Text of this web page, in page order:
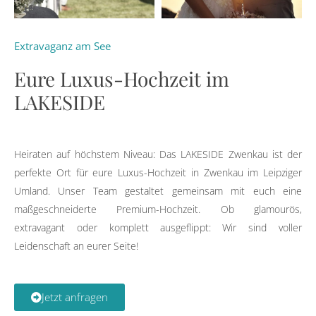
Extravaganz am See
Eure Luxus-Hochzeit im
LAKESIDE
Heiraten auf höchstem Niveau: Das LAKESIDE Zwenkau ist der
perfekte Ort für eure Luxus-Hochzeit in Zwenkau im Leipziger
Umland. Unser Team gestaltet gemeinsam mit euch eine
maßgeschneiderte Premium-Hochzeit. Ob glamourös,
extravagant oder komplett ausgeflippt: Wir sind voller
Leidenschaft an eurer Seite!
Jetzt anfragen